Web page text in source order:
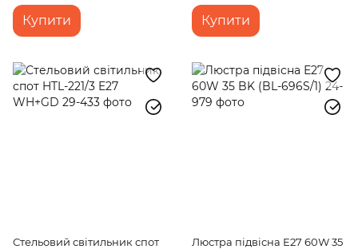
Купити Купити
Стельовий світильник спот
Люстра підвісна Е27 60W 35